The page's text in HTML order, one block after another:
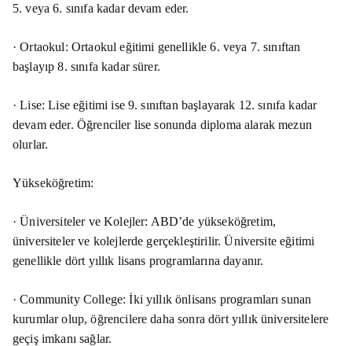
5. veya 6. sınıfa kadar devam eder.
· Ortaokul: Ortaokul eğitimi genellikle 6. veya 7. sınıftan
başlayıp 8. sınıfa kadar sürer.
· Lise: Lise eğitimi ise 9. sınıftan başlayarak 12. sınıfa kadar
devam eder. Öğrenciler lise sonunda diploma alarak mezun
olurlar.
Yükseköğretim:
· Üniversiteler ve Kolejler: ABD’de yükseköğretim,
üniversiteler ve kolejlerde gerçekleştirilir. Üniversite eğitimi
genellikle dört yıllık lisans programlarına dayanır.
· Community College: İki yıllık önlisans programları sunan
kurumlar olup, öğrencilere daha sonra dört yıllık üniversitelere
geçiş imkanı sağlar.